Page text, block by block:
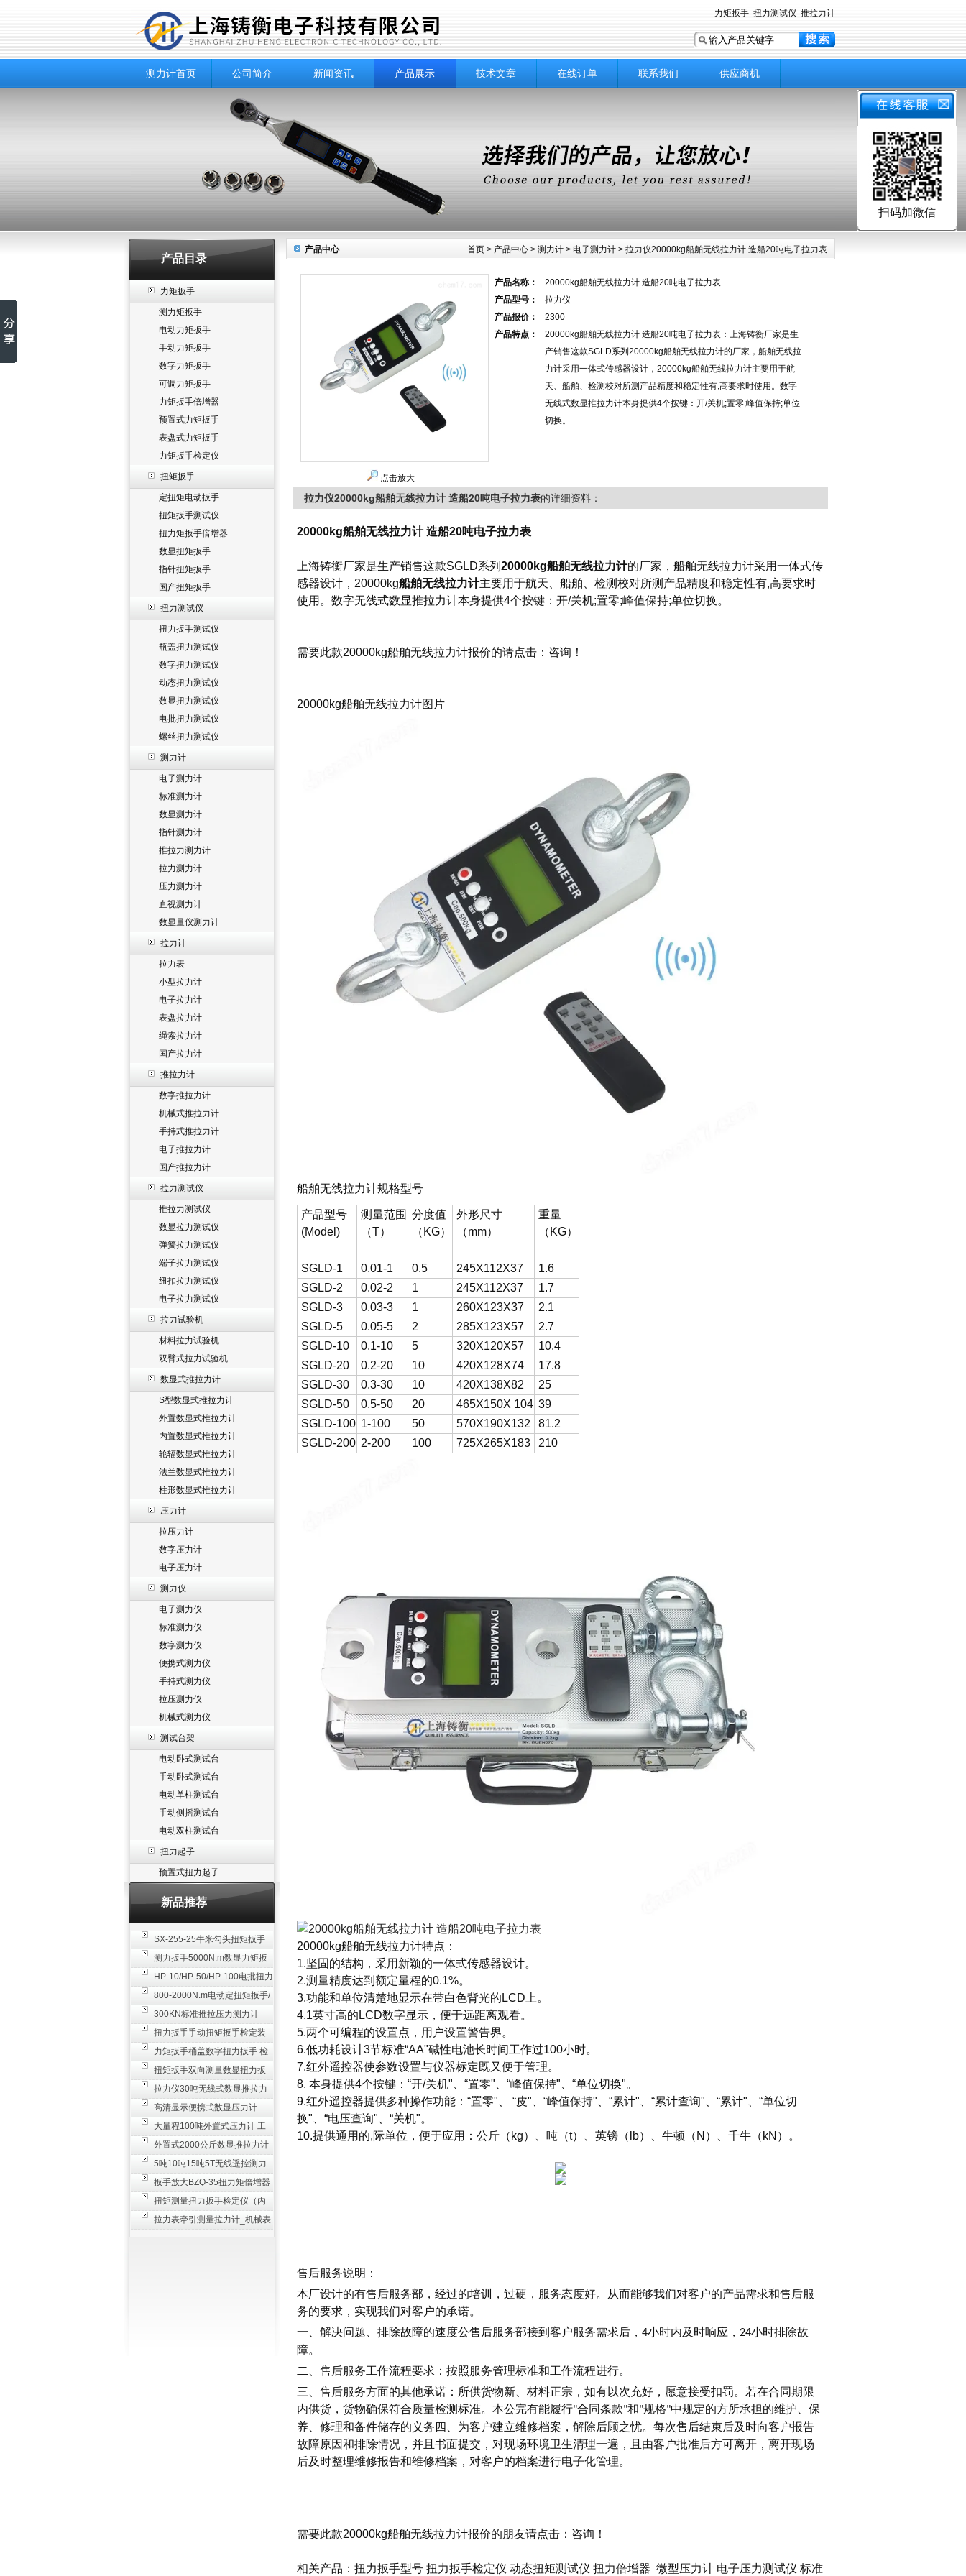
力矩扳手 扭力测试仪 推拉力计
测力计首页 公司简介 新闻资讯 产品展示 技术文章 在线订单 联系我们 供应商机
产品目录
力矩扳手
测力矩扳手
电动力矩扳手
手动力矩扳手
数字力矩扳手
可调力矩扳手
力矩扳手倍增器
预置式力矩扳手
表盘式力矩扳手
力矩扳手检定仪
扭矩扳手
定扭矩电动扳手
扭矩扳手测试仪
扭力矩扳手倍增器
数显扭矩扳手
指针扭矩扳手
国产扭矩扳手
扭力测试仪
扭力扳手测试仪
瓶盖扭力测试仪
数字扭力测试仪
动态扭力测试仪
数显扭力测试仪
电批扭力测试仪
螺丝扭力测试仪
测力计
电子测力计
标准测力计
数显测力计
指针测力计
推拉力测力计
拉力测力计
压力测力计
直视测力计
数显量仪测力计
拉力计
拉力表
小型拉力计
电子拉力计
表盘拉力计
绳索拉力计
国产拉力计
推拉力计
数字推拉力计
机械式推拉力计
手持式推拉力计
电子推拉力计
国产推拉力计
拉力测试仪
推拉力测试仪
数显拉力测试仪
弹簧拉力测试仪
端子拉力测试仪
纽扣拉力测试仪
电子拉力测试仪
拉力试验机
材料拉力试验机
双臂式拉力试验机
数显式推拉力计
S型数显式推拉力计
外置数显式推拉力计
内置数显式推拉力计
轮辐数显式推拉力计
法兰数显式推拉力计
柱形数显式推拉力计
压力计
拉压力计
数字压力计
电子压力计
测力仪
电子测力仪
标准测力仪
数字测力仪
便携式测力仪
手持式测力仪
拉压测力仪
机械式测力仪
测试台架
电动卧式测试台
手动卧式测试台
电动单柱测试台
手动侧摇测试台
电动双柱测试台
扭力起子
预置式扭力起子
新品推荐
SX-255-25牛米勾头扭矩扳手_
螺栓紧固扭力扳手
测力扳手5000N.m数显力矩扳
手 非标扭力扳手工业级
HP-10/HP-50/HP-100电批扭力
测试仪,测量仪
800-2000N.m电动定扭矩扳手/
扭矩电动扳手
300KN标准推拉压力测力计
_0.3级数显压力仪
扭力扳手手动扭矩扳手检定装
置 50-100N扳手测量仪器
力矩扳手桶盖数字扭力扳手 检
测瓶盖拧紧扭矩工具
扭矩扳手双向测量数显扭力扳
手 2000N,m力矩扳手价格
拉力仪30吨无线式数显推拉力
计 数字显示测力计80T
高清显示便携式数显压力计
300N500n_手持电子测力计
大量程100吨外置式压力计 工
业用数显测力计价格
外置式2000公斤数显推拉力计
_数字拉力压力测试仪
5吨10吨15吨5T无线遥控测力
计_带遥控电子拉力计数显式
扳手放大BZQ-35扭力矩倍增器
_3500牛米扭力倍力器仪
扭矩测量扭力扳手检定仪（内
置打印） 扭矩检验仪器
拉力表牵引测量拉力计_机械表
首页 > 产品中心 > 测力计 > 电子测力计 > 拉力仪20000kg船舶无线拉力计 造船20吨电子拉力表
产品中心
点击放大
产品名称：
20000kg船舶无线拉力计 造船20吨电子拉力表
产品型号：
拉力仪
产品报价：
2300
产品特点：
20000kg船舶无线拉力计 造船20吨电子拉力表：上海铸衡厂家是生
产销售这款SGLD系列20000kg船舶无线拉力计的厂家，船舶无线拉
力计采用一体式传感器设计，20000kg船舶无线拉力计主要用于航
天、船舶、检测校对所测产品精度和稳定性有,高要求时使用。数字
无线式数显推拉力计本身提供4个按键：开/关机;置零;峰值保持;单位
切换。
拉力仪20000kg船舶无线拉力计 造船20吨电子拉力表的详细资料：
20000kg船舶无线拉力计 造船20吨电子拉力表
上海铸衡厂家是生产销售这款SGLD系列 20000kg船舶无线拉力计的厂家， 船舶无线拉力计采用一体式传
感器设计，20000kg船舶无线拉力计主要用于航天、船舶、检测校对所测产品精度和稳定性有,高要求时
使用。数字无线式数显推拉力计本身提供4个按键：开/关机;置零;峰值保持;单位切换。
需要此款20000kg船舶无线拉力计报价的请点击： 咨询 ！
20000kg船舶无线拉力计图片
船舶无线拉力计规格型号
产品型号
(Model)
测量范围
（T）
分度值
（KG）
外形尺寸
（mm）
重量
（KG）
SGLD-1 0.01-1 0.5 245X112X37
1.6
SGLD-2
0.02-2 1 245X112X37
1.7
SGLD-3
0.03-3 1 260X123X37
2.1
SGLD-5
0.05-5 2 285X123X57
2.7
SGLD-10
0.1-10 5 320X120X57
10.4
SGLD-20
0.2-20 10 420X128X74
17.8
SGLD-30
0.3-30 10 420X138X82
25
SGLD-50
0.5-50 20 465X150X 104 39
SGLD-100 1-100 50 570X190X132
81.2
SGLD-200 2-200 100 725X265X183 210
20000kg船舶无线拉力计特点：
1.坚固的结构，采用新颖的一体式传感器设计。
2.测量精度达到额定量程的0.1%。
3.功能和单位清楚地显示在带白色背光的LCD上。
4.1英寸高的LCD数字显示，便于远距离观看。
5.两个可编程的设置点，用户设置警告界。
6.低功耗设计3节标准“AA"碱性电池长时间工作过100小时。
7.红外遥控器使参数设置与仪器标定既又便于管理。
8. 本身提供4个按键：“开/关机"、“置零"、“峰值保持"、“单位切换"。
9.红外遥控器提供多种操作功能：“置零"、 “皮"、“峰值保持"、“累计"、“累计查询"、“累计"、“单位切
换"、“电压查询"、“关机"。
10.提供通用的,际单位，便于应用：公斤（kg）、吨（t）、英镑（lb）、牛顿（N）、千牛（kN）。
售后服务说明：
本厂设计的有售后服务部，经过的培训，过硬，服务态度好。从而能够我们对客户的产品需求和售后服
务的要求，实现我们对客户的承诺。
一、解决问题、排除故障的速度公售后服务部接到客户服务需求后， 4小时内及时响应， 24小时排除故
障。
二、售后服务工作流程要求：按照服务管理标准和工作流程进行。
三、售后服务方面的其他承诺：所供货物新、材料正宗，如有以次充好，愿意接受扣罚。若在合同期限
内供货，货物确保符合质量检测标准。本公完有能履行"合同条款"和"规格"中规定的方所承担的维护、保
养、修理和备件储存的义务四、为客户建立维修档案，解除后顾之忧。每次售后结束后及时向客户报告
故障原因和排除情况，并且书面提交，对现场环境卫生清理一遍，且由客户批准后方可离开，离开现场
后及时整理维修报告和维修档案，对客户的档案进行电子化管理。
需要此款20000kg船舶无线拉力计报价的朋友请点击： 咨询 ！
相关产品： 扭力扳手型号 扭力扳手检定仪 动态扭矩测试仪 扭力倍增器 微型压力计 电子压力测试仪 标准
扫码加微信